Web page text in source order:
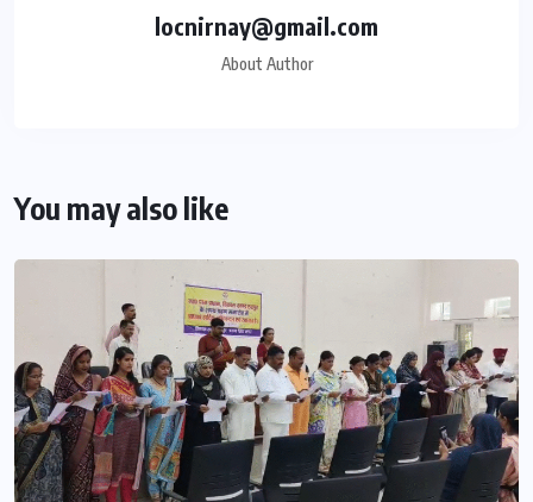
locnirnay@gmail.com
About Author
You may also like